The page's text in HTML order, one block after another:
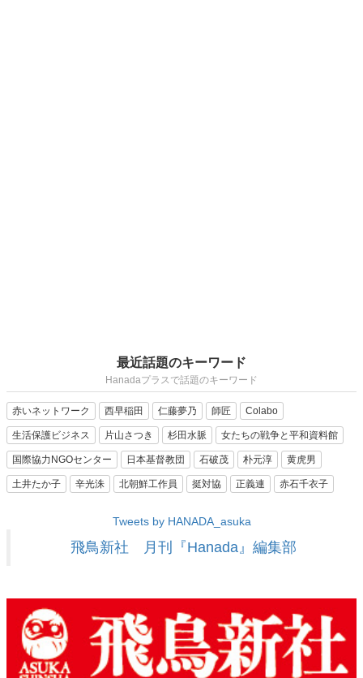
最近話題のキーワード
Hanadaプラスで話題のキーワード
赤いネットワーク 西早稲田 仁藤夢乃 師匠 Colabo
生活保護ビジネス 片山さつき 杉田水脈 女たちの戦争と平和資料館
国際協力NGOセンター 日本基督教団 石破茂 朴元淳 黄虎男
土井たか子 辛光洙 北朝鮮工作員 挺対協 正義連 赤石千衣子
Tweets by HANADA_asuka
飛鳥新社 月刊『Hanada』編集部